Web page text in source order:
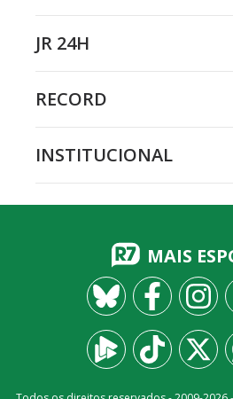
JR 24H
RECORD
INSTITUCIONAL
MAIS